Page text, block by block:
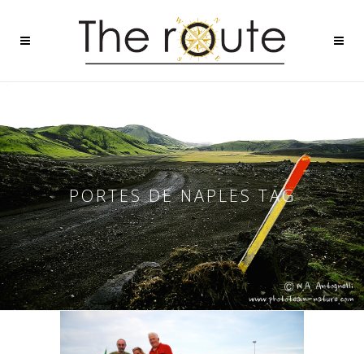
PORTES DE NAPLES TAG